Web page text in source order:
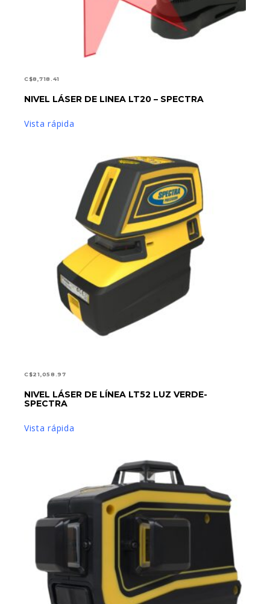
C$8,718.41
LEER MÁS
NIVEL LÁSER DE LINEA LT20 – SPECTRA
Vista rápida
C$21,058.97
LEER MÁS
NIVEL LÁSER DE LÍNEA LT52 LUZ VERDE-
SPECTRA
Vista rápida